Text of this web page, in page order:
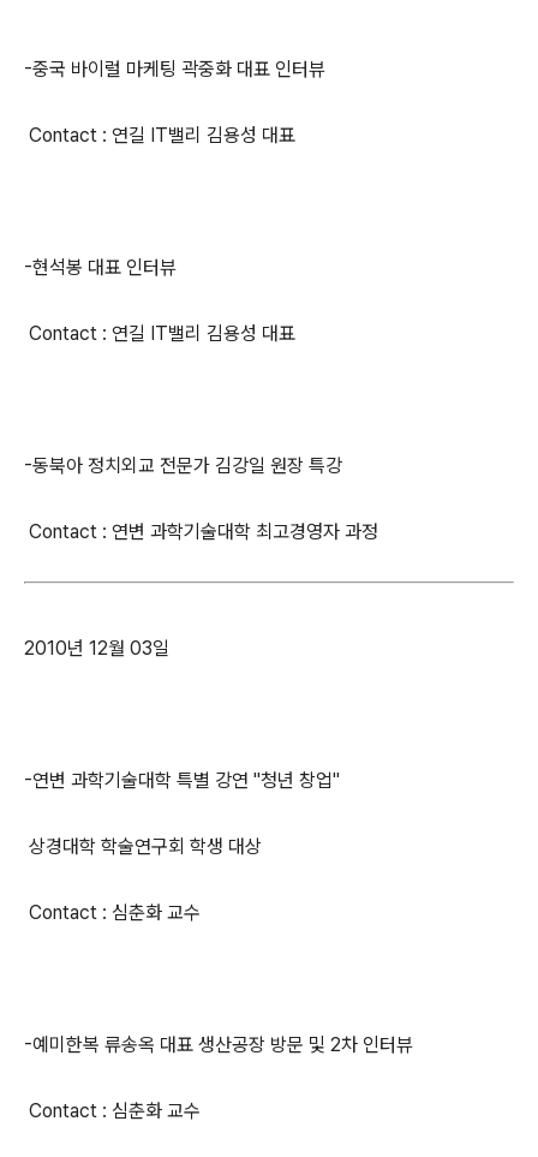
-중국 바이럴 마케팅 곽중화 대표 인터뷰
Contact : 연길 IT밸리 김용성 대표
-현석봉 대표 인터뷰
Contact : 연길 IT밸리 김용성 대표
-동북아 정치외교 전문가 김강일 원장 특강
Contact : 연변 과학기술대학 최고경영자 과정
2010년 12월 03일
-연변 과학기술대학 특별 강연 "청년 창업"
상경대학 학술연구회 학생 대상
Contact : 심춘화 교수
-예미한복 류송옥 대표 생산공장 방문 및 2차 인터뷰
Contact : 심춘화 교수